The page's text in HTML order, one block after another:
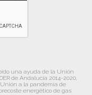
una ayuda de la Unión
de Andalucía 2014-2020,
a la pandemia de
energético de gas